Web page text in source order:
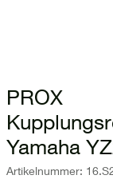
PROX
Yamaha
Artikelnummer: